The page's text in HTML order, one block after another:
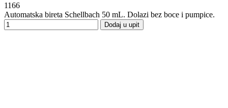
1166
Automatska bireta Schellbach 50 mL. Dolazi bez boce i pumpice.
Dodaj u upit